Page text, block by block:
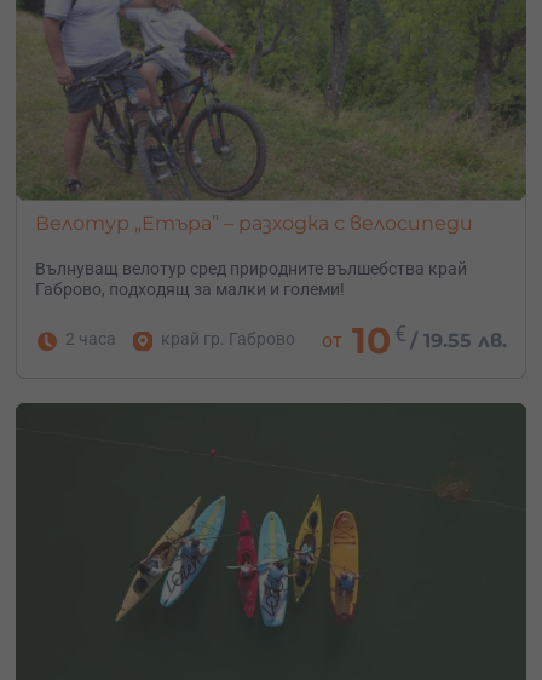
Велотур „Етъра” – разходка с велосипеди
Вълнуващ велотур сред природните вълшебства край
Габрово, подходящ за малки и големи!
2 часа край гр. Габрово от 10 € /19.55 лв.